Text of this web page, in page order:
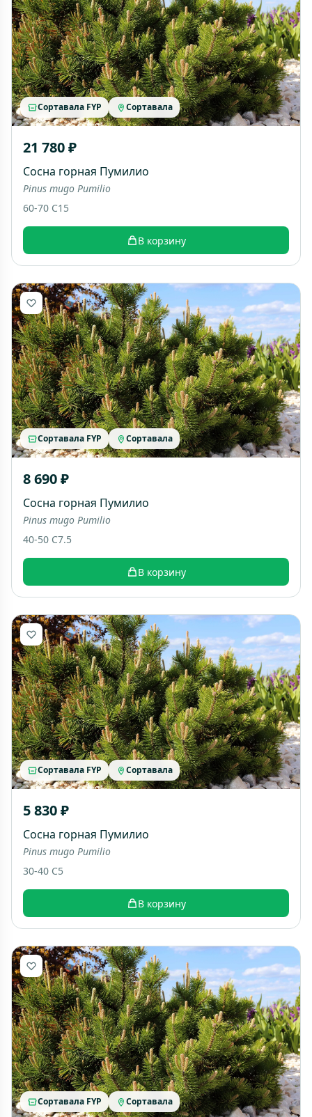
Сортавала FYP Сортавала
21 780 ₽
Сосна горная Пумилио
Pinus mugo Pumilio
60-70 C15
В корзину
Сортавала FYP Сортавала
8 690 ₽
Сосна горная Пумилио
Pinus mugo Pumilio
40-50 C7.5
В корзину
Сортавала FYP Сортавала
5 830 ₽
Сосна горная Пумилио
Pinus mugo Pumilio
30-40 C5
В корзину
Сортавала FYP Сортавала